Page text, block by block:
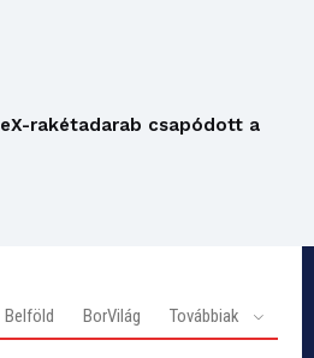
rakétadarab csapódott a
Belföld BorVilág Továbbiak